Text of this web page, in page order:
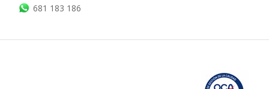
681 183 186